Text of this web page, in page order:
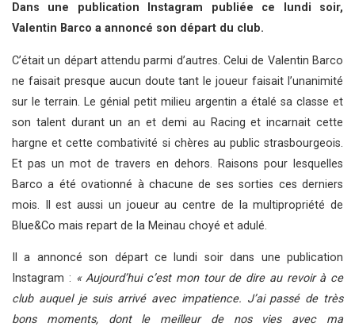
Dans une publication Instagram publiée ce lundi soir,
Valentin Barco a annoncé son départ du club.
C’était un départ attendu parmi d’autres. Celui de Valentin Barco
ne faisait presque aucun doute tant le joueur faisait l’unanimité
sur le terrain. Le génial petit milieu argentin a étalé sa classe et
son talent durant un an et demi au Racing et incarnait cette
hargne et cette combativité si chères au public strasbourgeois.
Et pas un mot de travers en dehors. Raisons pour lesquelles
Barco a été ovationné à chacune de ses sorties ces derniers
mois. Il est aussi un joueur au centre de la multipropriété de
Blue&Co mais repart de la Meinau choyé et adulé.
Il a annoncé son départ ce lundi soir dans une publication
Instagram : « Aujourd’hui c’est mon tour de dire au revoir à ce
club auquel je suis arrivé avec impatience. J’ai passé de très
bons moments, dont le meilleur de nos vies avec ma